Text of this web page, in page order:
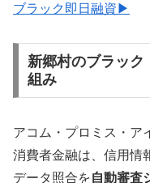
ブラック即日融資▶
新郷村のブラック
組み
アコム・プロミス・ア
消費者金融は、信用情
データ照合を自動審査